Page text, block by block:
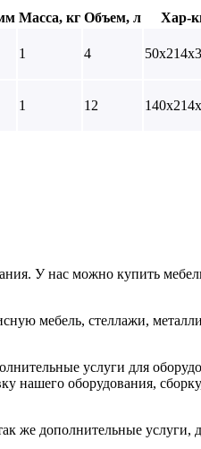
Масса, кг Объем, л Хар-
1 4
1 12
У нас можно купить
мебель, стеллажи,
услуги для
нашего оборудования,
же дополнительные